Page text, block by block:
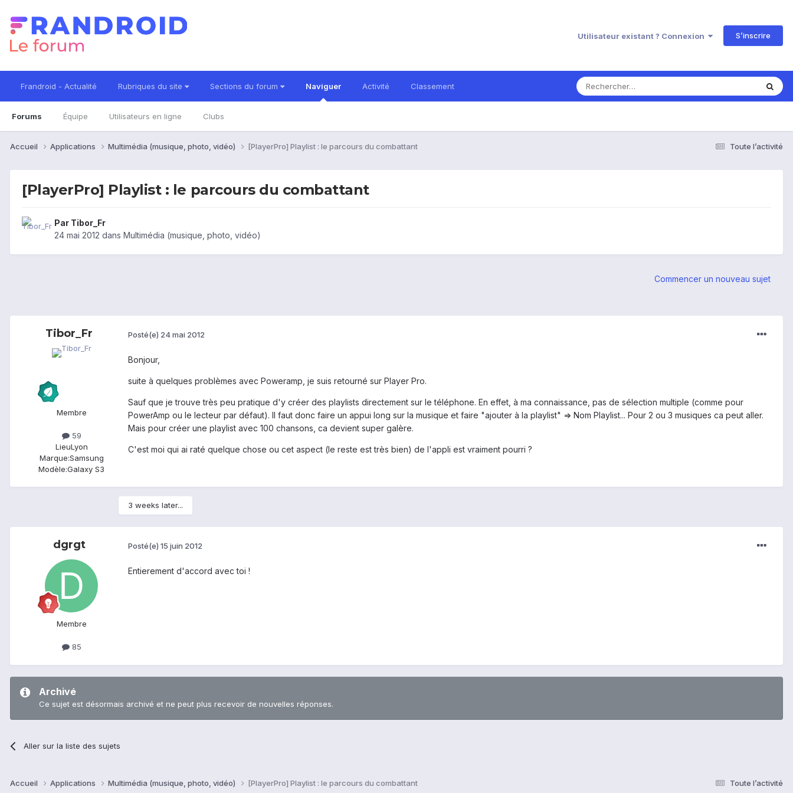
Utilisateur existant ? Connexion S’inscrire
Frandroid - Actualité Rubriques du site Sections du forum Naviguer
Forums Équipe Utilisateurs en ligne Clubs
Activité Classement
Toute l’activité
Accueil Applications Multimédia (musique, photo, vidéo) [PlayerPro] Playlist : le parcours du combattant
[PlayerPro] Playlist : le parcours du combattant
Par Tibor_Fr
24 mai 2012 dans Multimédia (musique, photo, vidéo)
Commencer un nouveau sujet
Tibor_Fr
Membre
59
LieuLyon
Marque:Samsung
Modèle:Galaxy S3
Posté(e) 24 mai 2012
Bonjour,
suite à quelques problèmes avec Poweramp, je suis retourné sur Player Pro.
Sauf que je trouve très peu pratique d'y créer des playlists directement sur le téléphone. En effet, à ma connaissance, pas de sélection multiple (comme pour
PowerAmp ou le lecteur par défaut). Il faut donc faire un appui long sur la musique et faire "ajouter à la playlist" => Nom Playlist... Pour 2 ou 3 musiques ca peut aller.
Mais pour créer une playlist avec 100 chansons, ca devient super galère.
C'est moi qui ai raté quelque chose ou cet aspect (le reste est très bien) de l'appli est vraiment pourri ?
3 weeks later...
dgrgt
Membre
85
Posté(e) 15 juin 2012
Entierement d'accord avec toi !
Archivé
Ce sujet est désormais archivé et ne peut plus recevoir de nouvelles réponses.
Aller sur la liste des sujets
Toute l’activité
Accueil Applications Multimédia (musique, photo, vidéo) [PlayerPro] Playlist : le parcours du combattant